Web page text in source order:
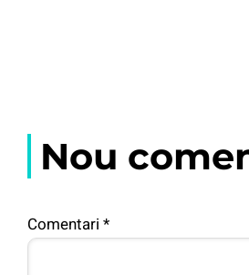
Nou
Comentari *